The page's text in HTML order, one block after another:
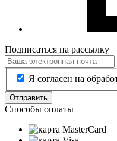
Подписаться на рассылку
Я согласен на
Отправить
Способы оплаты